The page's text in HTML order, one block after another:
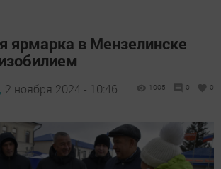
ярмарка в Мензелинске
2 ноября 2024 - 10:46 1005 0 0